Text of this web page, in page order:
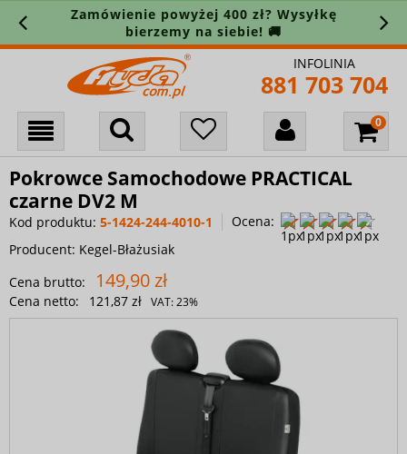
Zamówienie powyżej 400 zł? Wysyłkę
bierzemy na siebie! 🚚
INFOLINIA
881 703 704
Pokrowce Samochodowe PRACTICAL
czarne DV2 M
Kod produktu: 5-1424-244-4010-1
Ocena:
Producent: Kegel-Błażusiak
Cena brutto:
149,90 zł
Cena netto: 121,87 zł VAT:23%